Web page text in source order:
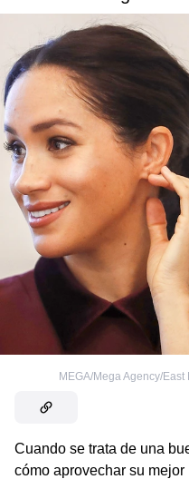
MEGA/Mega Agency/East
Cuando se trata de una
cómo aprovechar su